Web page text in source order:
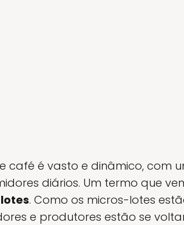
café é vasto e dinâmico, com
diários. Um termo que
. Como os micros-lotes
e produtores estão se